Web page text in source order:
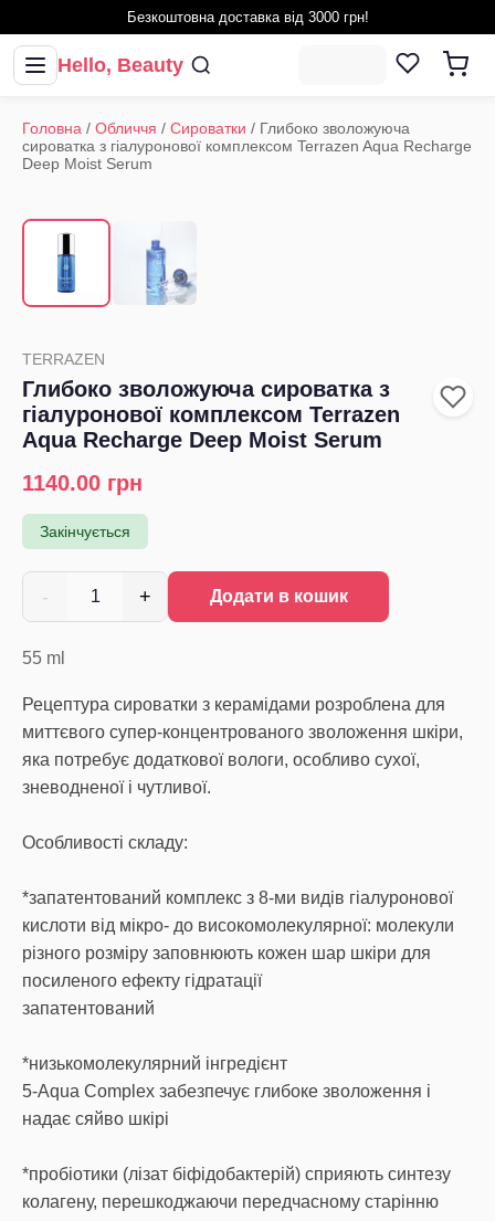
Безкоштовна доставка від 3000 грн!
Hello, Beauty
Головна / Обличчя / Сироватки / Глибоко зволожуюча
сироватка з гіалуронової комплексом Terrazen Aqua Recharge
Deep Moist Serum
TERRAZEN
Глибоко зволожуюча сироватка з
гіалуронової комплексом Terrazen
Aqua Recharge Deep Moist Serum
1140.00 грн
Закінчується
- 1 + Додати в кошик
55 ml
Рецептура сироватки з керамідами розроблена для
миттєвого супер-концентрованого зволоження шкіри,
яка потребує додаткової вологи, особливо сухої,
зневодненої і чутливої.
Особливості складу:
*запатентований комплекс з 8-ми видів гіалуронової
кислоти від мікро- до високомолекулярної: молекули
різного розміру заповнюють кожен шар шкіри для
посиленого ефекту гідратації
запатентований
*низькомолекулярний інгредієнт
5-Aqua Complex забезпечує глибоке зволоження і
надає сяйво шкірі
*пробіотики (лізат біфідобактерій) сприяють синтезу
колагену, перешкоджаючи передчасному старінню